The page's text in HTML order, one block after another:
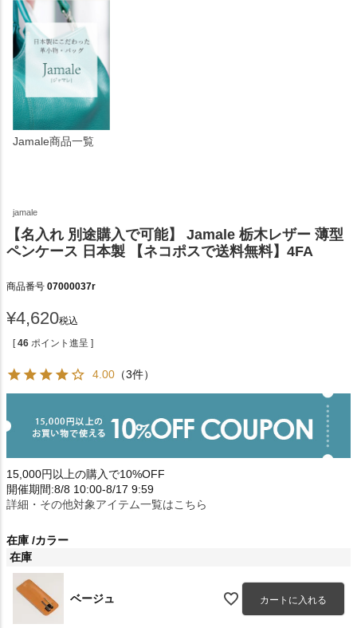
Jamale商品一覧
jamale
【名入れ 別途購入で可能】 Jamale 栃木レザー 薄型
ペンケース 日本製 【ネコポスで送料無料】4FA
商品番号 07000037r
¥4,620税込
[ 46 ポイント進呈 ]
4.00 （3件）
15,000円以上の購入で10%OFF
開催期間:8/8 10:00-8/17 9:59
詳細・その他対象アイテム一覧はこちら
在庫 カラー
在庫
ベージュ カートに入れる